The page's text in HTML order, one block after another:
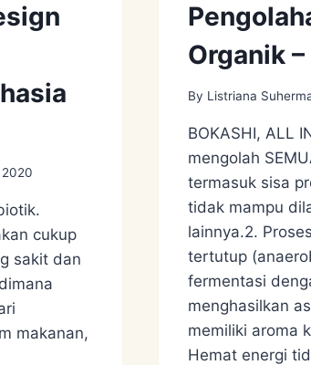
cukup
sakit dan
makanan,
Organik
By Listriana
BOKASHI, ALL
mengolah
termasuk sisa
tidak mampu
lainnya.2.
tertutup
fermentasi
menghasilkan
memiliki aroma
Hemat energi